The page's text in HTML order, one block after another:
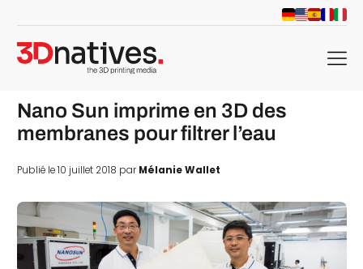
menu
Nano Sun imprime en 3D des
membranes pour filtrer l’eau
Publié le 10 juillet 2018 parMélanie Wallet